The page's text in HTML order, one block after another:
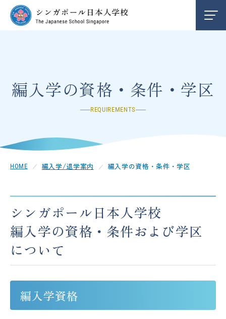
編入学/退学案内 ENTRY
クレメンティ校CLEMENTI
中学部SECONDARY
アクセス ACCESS
JP
編入学の資格・条件・学区
REQUIREMENTS
HOME 編入学/退学案内 編入学の資格・条件・学区
シンガポール日本人学校
編入学の資格・条件および学区
について
編入学資格